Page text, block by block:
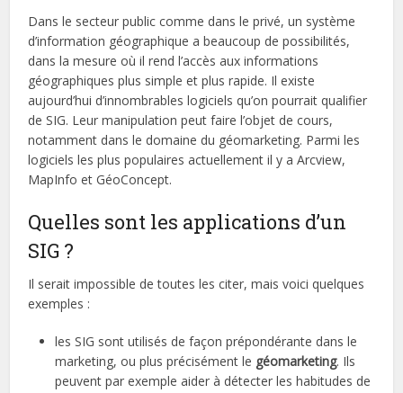
Dans le secteur public comme dans le privé, un système
d’information géographique a beaucoup de possibilités,
dans la mesure où il rend l’accès aux informations
géographiques plus simple et plus rapide. Il existe
aujourd’hui d’innombrables logiciels qu’on pourrait qualifier
de SIG. Leur manipulation peut faire l’objet de cours,
notamment dans le domaine du géomarketing. Parmi les
logiciels les plus populaires actuellement il y a Arcview,
MapInfo et GéoConcept.
Quelles sont les applications d’un
SIG ?
Il serait impossible de toutes les citer, mais voici quelques
exemples :
les SIG sont utilisés de façon prépondérante dans le
marketing, ou plus précisément le géomarketing. Ils
peuvent par exemple aider à détecter les habitudes de